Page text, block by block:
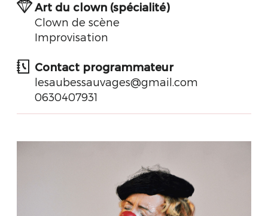
Art du clown (spécialité)
Clown de scène
Improvisation
Contact programmateur
lesaubessauvages@gmail.com
0630407931